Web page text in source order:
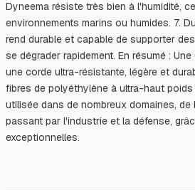
Dyneema résiste très bien à l'humidité,
environnements marins ou humides. 7.
rend durable et capable de supporter
se dégrader rapidement. En résumé :
une corde ultra-résistante, légère et
fibres de polyéthylène à ultra-haut poids
utilisée dans de nombreux domaines,
passant par l'industrie et la défense,
exceptionnelles.